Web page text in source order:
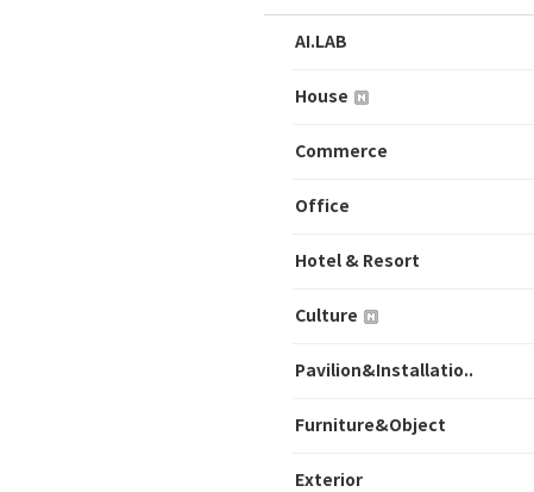
AI.LAB
House
Commerce
Office
Hotel & Resort
Culture
Pavilion&Installatio..
Furniture&Object
Exterior